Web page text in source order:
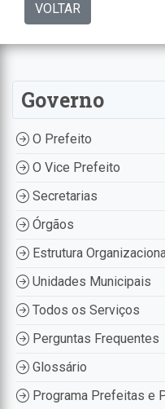
VOLTAR
Governo
O Prefeito
O Vice Prefeito
Secretarias
Órgãos
Estrutura
Unidades Municipais
Todos os Serviços
Perguntas Frequentes
Glossário
Programa Prefeitas e